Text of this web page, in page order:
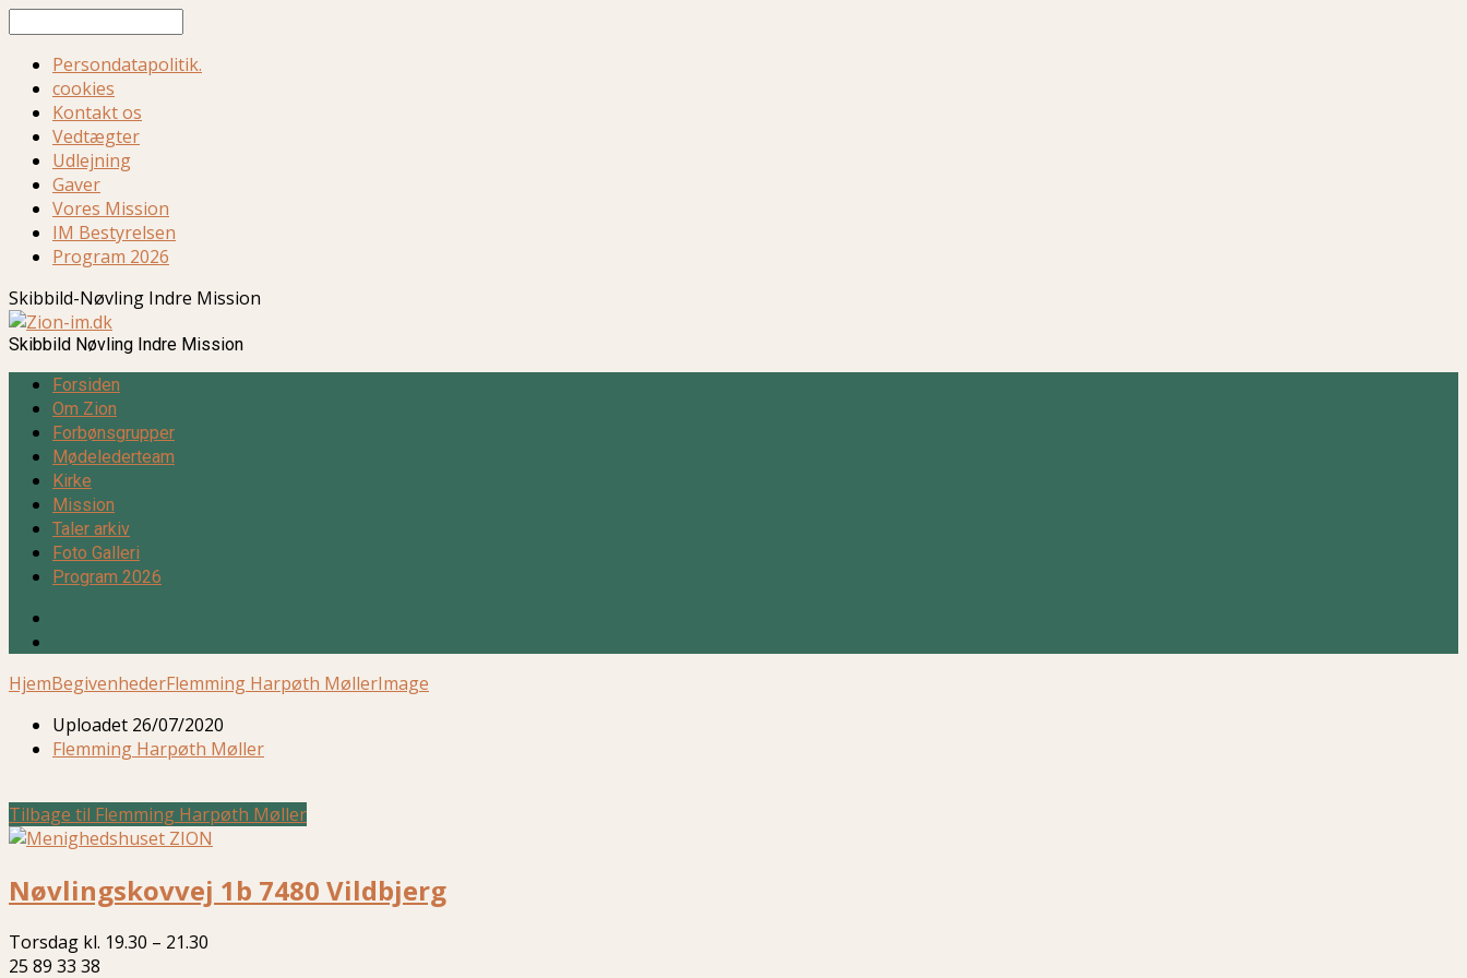
Persondatapolitik.
cookies
Kontakt os
Vedtægter
Udlejning
Gaver
Vores Mission
IM Bestyrelsen
Program 2026
Skibbild-Nøvling Indre Mission
Skibbild Nøvling Indre Mission
Forsiden
Om Zion
Forbønsgrupper
Mødelederteam
Kirke
Mission
Taler arkiv
Foto Galleri
Program 2026
HjemBegivenhederFlemming Harpøth MøllerImage
Uploadet 26/07/2020
Flemming Harpøth Møller
Tilbage til Flemming Harpøth Møller
Nøvlingskovvej 1b 7480 Vildbjerg
Torsdag kl. 19.30 – 21.30
25 89 33 38